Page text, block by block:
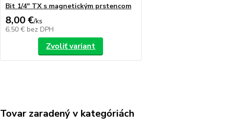
Bit 1/4" TX s magnetickým prstencom
8,00 €/ks
6,50 € bez DPH
Zvoliť variant
Tovar zaradený v kategóriách